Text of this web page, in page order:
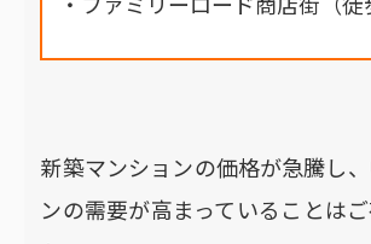
新築マンションの価格が急騰し
ンの需要が高まっていることは